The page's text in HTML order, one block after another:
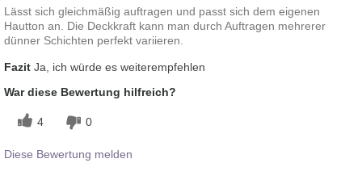
Lässt sich gleichmäßig auftragen und passt sich dem eigenen
Hautton an. Die Deckkraft kann man durch Auftragen mehrerer
dünner Schichten perfekt variieren.
Fazit Ja, ich würde es weiterempfehlen
War diese Bewertung hilfreich?
4 0
Diese Bewertung melden